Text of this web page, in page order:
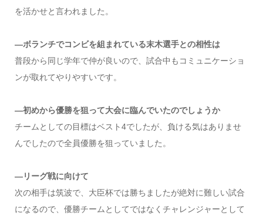
を活かせと言われました。
―ボランチでコンビを組まれている末木選手との相性は
普段から同じ学年で仲が良いので、試合中もコミュニケーショ
ンが取れてやりやすいです。
―初めから優勝を狙って大会に臨んでいたのでしょうか
チームとしての目標はベスト4でしたが、負ける気はありませ
んでしたので全員優勝を狙っていました。
―リーグ戦に向けて
次の相手は筑波で、大臣杯では勝ちましたが絶対に難しい試合
になるので、優勝チームとしてではなくチャレンジャーとして